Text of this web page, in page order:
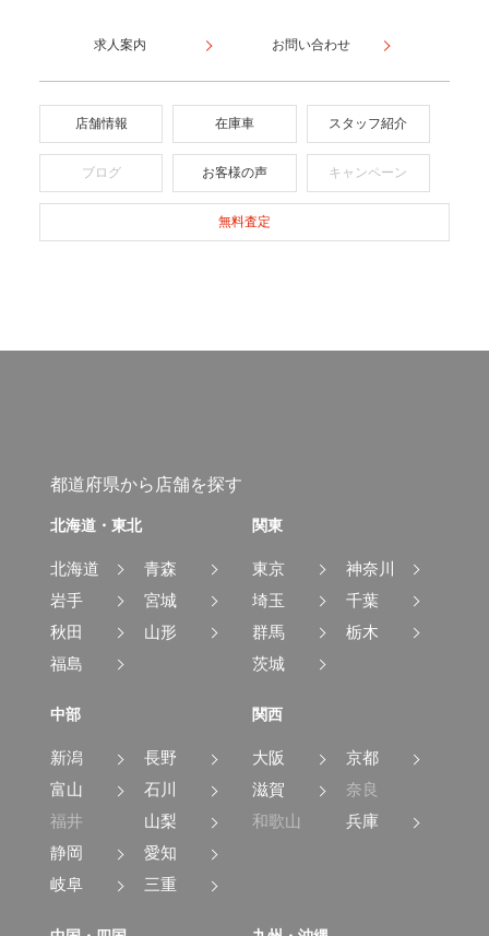
求人案内 お問い合わせ
店舗情報 在庫車 スタッフ紹介
ブログ お客様の声 キャンペーン
無料査定
都道府県から店舗を探す
北海道・東北
北海道
青森
岩手
宮城
秋田
山形
福島
関東
東京
神奈川
埼玉
千葉
群馬
栃木
茨城
中部
新潟
長野
富山
石川
福井
山梨
静岡
愛知
岐阜
三重
関西
大阪
京都
滋賀
奈良
和歌山
兵庫